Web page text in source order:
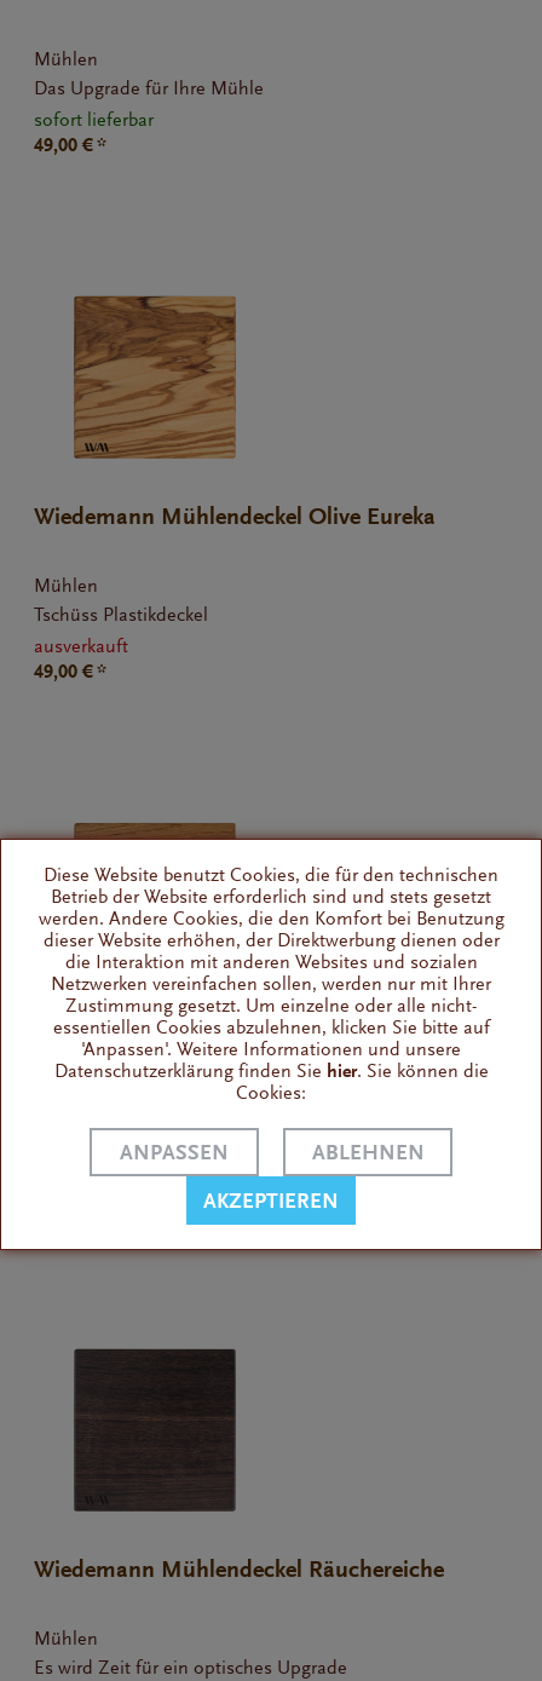
Mühlen
Das Upgrade für Ihre Mühle
sofort lieferbar
49,00 € *
Wiedemann Mühlendeckel Olive Eureka
Mühlen
Tschüss Plastikdeckel
ausverkauft
49,00 € *
Wiedemann Mühlendeckel Eiche Eureka
Mignon 300g
Für einen neuen Anstrich
sofort lieferbar
Wiedemann Mühlendeckel Räuchereiche
Mühlen
Es wird Zeit für ein optisches Upgrade
Diese Website benutzt Cookies, die für den technischen
Betrieb der Website erforderlich sind und stets gesetzt
werden. Andere Cookies, die den Komfort bei Benutzung
dieser Website erhöhen, der Direktwerbung dienen oder
die Interaktion mit anderen Websites und sozialen
Netzwerken vereinfachen sollen, werden nur mit Ihrer
Zustimmung gesetzt. Um einzelne oder alle nicht-
essentiellen Cookies abzulehnen, klicken Sie bitte auf
'Anpassen'. Weitere Informationen und unsere
Datenschutzerklärung finden Sie hier. Sie können die
Cookies:
ANPASSEN
ABLEHNEN
AKZEPTIEREN